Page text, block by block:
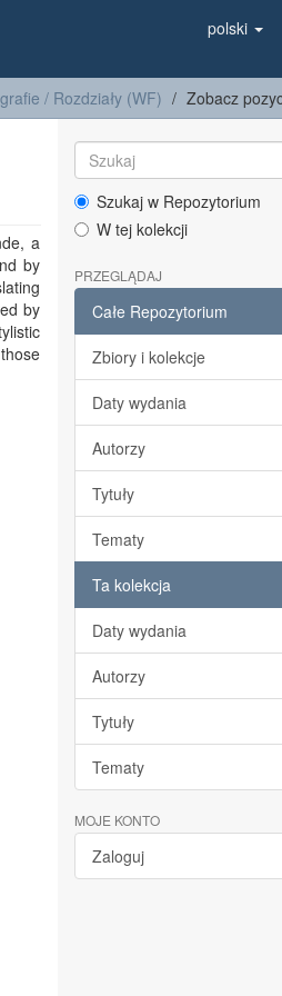
polski
/ Rozdziały (WF) Zobacz
a
by
by
Szukaj w Repozytorium
W tej kolekcji
PRZEGLĄDAJ
Całe Repozytorium
Zbiory i kolekcje
Daty wydania
Autorzy
Tytuły
Tematy
Ta kolekcja
Daty wydania
Autorzy
Tytuły
Tematy
MOJE KONTO
Zaloguj